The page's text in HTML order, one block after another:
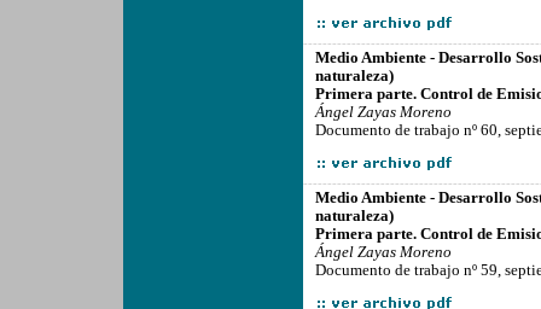
Medio Ambiente - Desarrollo
naturaleza)
Primera parte. Control de
Ángel Zayas Moreno
Documento de trabajo nº 60,
Medio Ambiente - Desarrollo
naturaleza)
Primera parte. Control de
Ángel Zayas Moreno
Documento de trabajo nº 59,